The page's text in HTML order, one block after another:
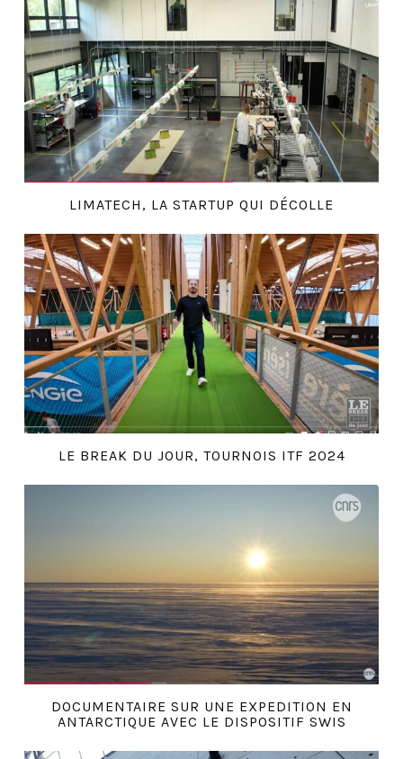
LIMATECH, LA STARTUP QUI DÉCOLLE
LE BREAK DU JOUR, TOURNOIS ITF 2024
DOCUMENTAIRE SUR UNE EXPEDITION EN
ANTARCTIQUE AVEC LE DISPOSITIF SWIS